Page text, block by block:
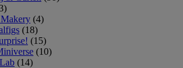
(4)
(18)
(15)
(10)
(14)